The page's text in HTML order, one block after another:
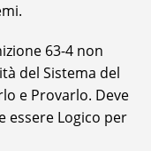
63-4 non
del Sistema del
e Provarlo. Deve
essere Logico per